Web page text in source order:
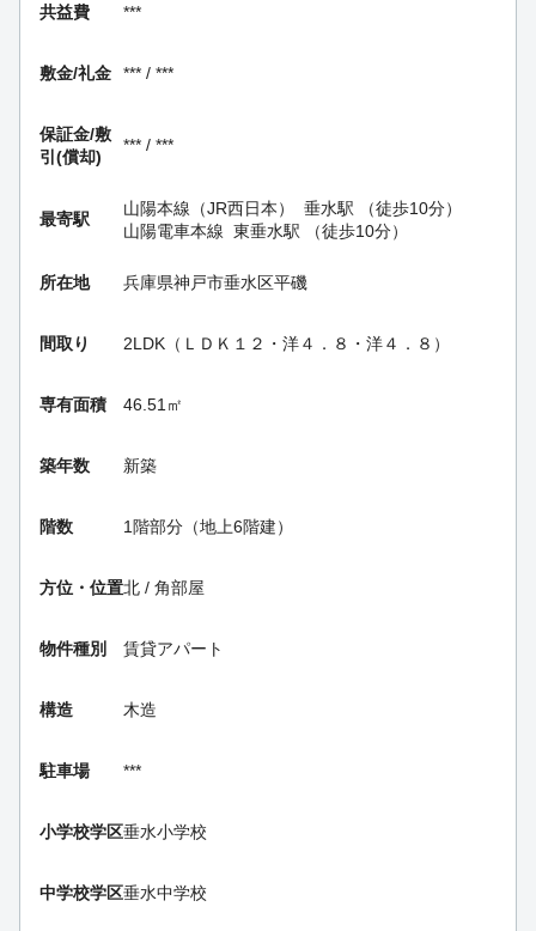
共益費 ***
敷金/礼金 *** / ***
保証金/敷
引(償却)
*** / ***
最寄駅
山陽本線（JR西日本） 垂水駅 （徒歩10分）
山陽電車本線 東垂水駅 （徒歩10分）
所在地 兵庫県神戸市垂水区平磯
間取り 2LDK（ＬＤＫ１２・洋４．８・洋４．８）
専有面積 46.51㎡
築年数 新築
階数 1階部分（地上6階建）
方位・位置北 / 角部屋
物件種別 賃貸アパート
構造 木造
駐車場 ***
小学校学区垂水小学校
中学校学区垂水中学校